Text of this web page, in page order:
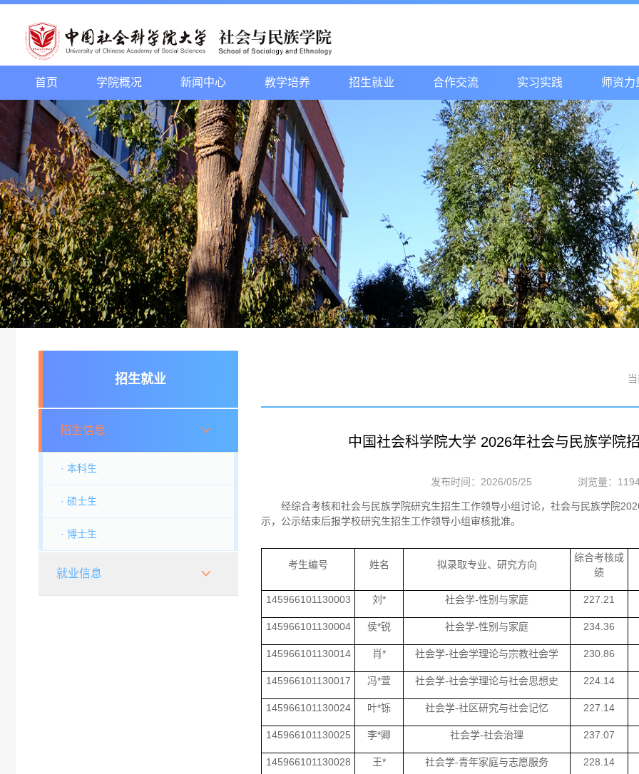
首页 学院概况 新闻中心 教学培养 招生就业 合作交流 实习实践 师资力
招生就业
招生信息
· 本科生
· 硕士生
· 博士生
就业信息
中国社会科学院大学 2026年社会与民族学院
发布时间：2026/05/25 浏览量：
经综合考核和社会与民族学院研究生招生工作领导小组讨论，社会与民族学院
示，公示结束后报学校研究生招生工作领导小组审核批准。
考生编号 姓名 拟录取专业、研究方向
综合考核成
绩
145966101130003 刘* 社会学-性别与家庭 227.21
145966101130004 侯*锐 社会学-性别与家庭 234.36
145966101130014 肖* 社会学-社会学理论与宗教社会学 230.86
145966101130017 冯*萱 社会学-社会学理论与社会思想史 224.14
145966101130024 叶*铄 社会学-社区研究与社会记忆 227.14
145966101130025 李*卿 社会学-社会治理 237.07
145966101130028 王* 社会学-青年家庭与志愿服务 228.14